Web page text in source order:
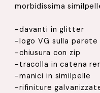
morbidissima
-davanti in glitter
-logo VG sulla
-chiusura con zip
-tracolla in catena
-manici in similpelle
-rifiniture